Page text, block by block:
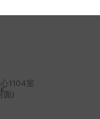
1104室
面)